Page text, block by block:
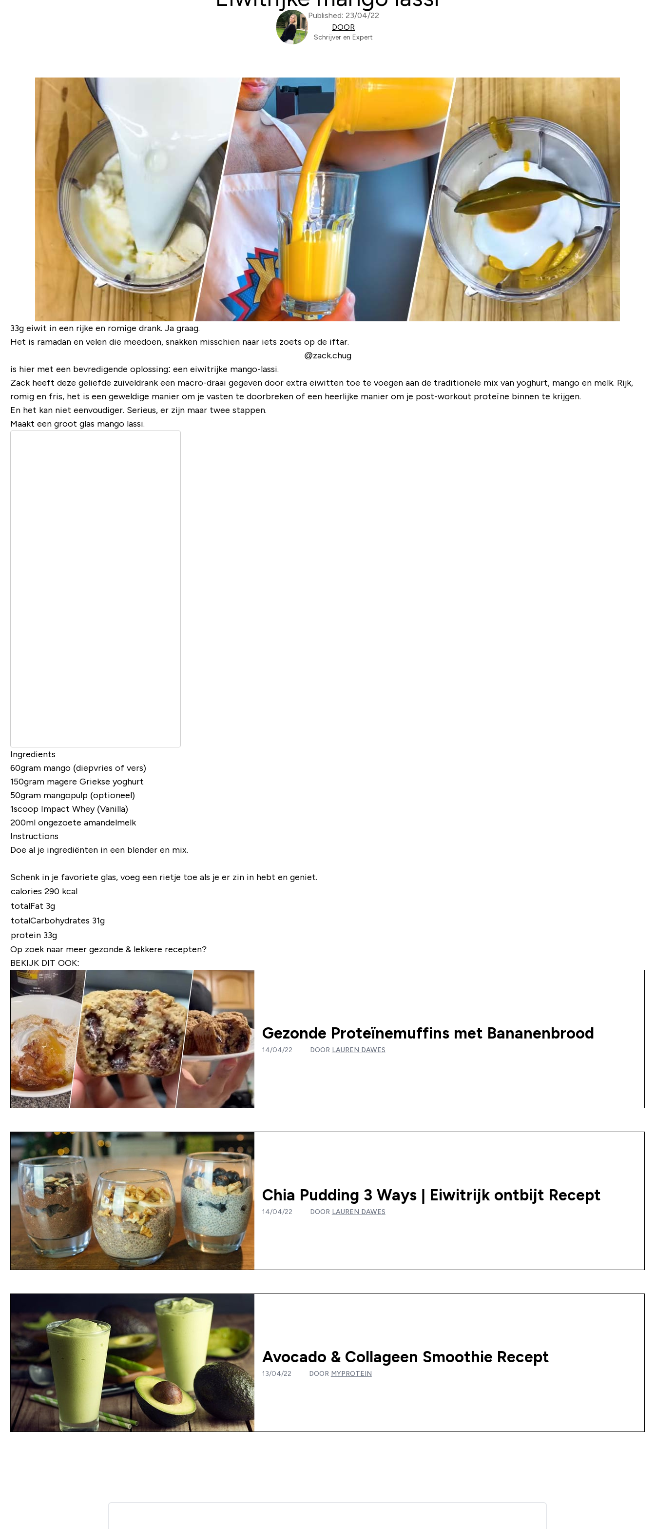
Published: 23/04/22
DOOR
Schrijver en Expert
33g eiwit in een rijke en romige drank. Ja graag.
Het is ramadan en velen die meedoen, snakken misschien naar iets zoets op de iftar.
@zack.chug
is hier met een bevredigende oplossing: een eiwitrijke mango-lassi.
Zack heeft deze geliefde zuiveldrank een macro-draai gegeven door extra eiwitten toe te voegen aan de traditionele mix van yoghurt, mango en melk. Rijk,
romig en fris, het is een geweldige manier om je vasten te doorbreken of een heerlijke manier om je post-workout proteïne binnen te krijgen.
En het kan niet eenvoudiger. Serieus, er zijn maar twee stappen.
Maakt een groot glas mango lassi.
Ingredients
60gram mango (diepvries of vers)
150gram magere Griekse yoghurt
50gram mangopulp (optioneel)
1scoopImpact Whey (Vanilla)
200ml ongezoete amandelmelk
Instructions
Doe al je ingrediënten in een blender en mix.
Schenk in je favoriete glas, voeg een rietje toe als je er zin in hebt en geniet.
calories 290 kcal
totalFat 3g
totalCarbohydrates 31g
protein 33g
Op zoek naar meer gezonde & lekkere recepten?
BEKIJK DIT OOK:
Gezonde Proteïnemuffins met Bananenbrood
14/04/22 DOOR LAUREN DAWES
Chia Pudding 3 Ways | Eiwitrijk ontbijt Recept
14/04/22 DOOR LAUREN DAWES
Avocado & Collageen Smoothie Recept
13/04/22 DOOR MYPROTEIN